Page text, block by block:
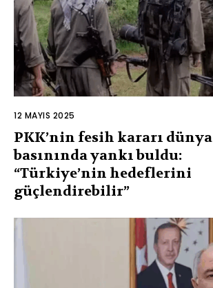
12 MAYIS 2025
PKK’nin fesih kararı dünya
basınında yankı buldu:
“Türkiye’nin hedeflerini
güçlendirebilir”